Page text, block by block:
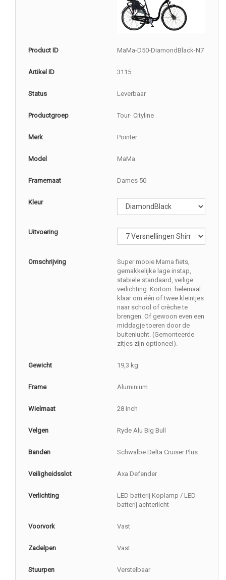
Product ID MaMa-D50-DiamondBlack-N7
Artikel ID 3115
Status Leverbaar
Productgroep Tour- Cityline
Merk Pointer
Model MaMa
Framemaat Dames 50
Kleur
Uitvoering
Omschrijving
Super mooie Mama fiets,
gemakkelijke lage instap,
stabiele standaard, veilige
verlichting. Kortom: helemaal
klaar om één of twee kleintjes
naar school of crèche te
brengen. Of gewoon even een
middagje toeren door de
buitenlucht. (Gemonteerde
zitjes zijn optioneel).
Gewicht 19,3 kg
Frame Aluminium
Wielmaat 28 Inch
Velgen Ryde Alu Big Bull
Banden Schwalbe Delta Cruiser Plus
Veiligheidsslot Axa Defender
Verlichting
LED batterij Koplamp / LED
batterij achterlicht
Voorvork Vast
Zadelpen Vast
Stuurpen Verstelbaar